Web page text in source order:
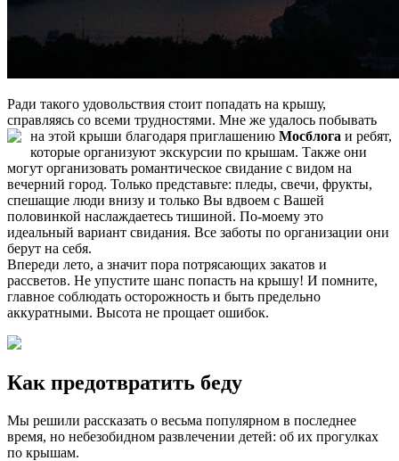
Ради такого удовольствия стоит попадать на крышу,
справляясь со всеми трудностями. Мне же удалось побывать
на этой крыши благодаря приглашению Мосблога и ребят,
которые организуют экскурсии по крышам. Также они
могут организовать романтическое свидание с видом на
вечерний город. Только представьте: пледы, свечи, фрукты,
спешащие люди внизу и только Вы вдвоем с Вашей
половинкой наслаждаетесь тишиной. По-моему это
идеальный вариант свидания. Все заботы по организации они
берут на себя.
Впереди лето, а значит пора потрясающих закатов и
рассветов. Не упустите шанс попасть на крышу! И помните,
главное соблюдать осторожность и быть предельно
аккуратными. Высота не прощает ошибок.
Как предотвратить беду
Мы решили рассказать о весьма популярном в последнее
время, но небезобидном развлечении детей: об их прогулках
по крышам.